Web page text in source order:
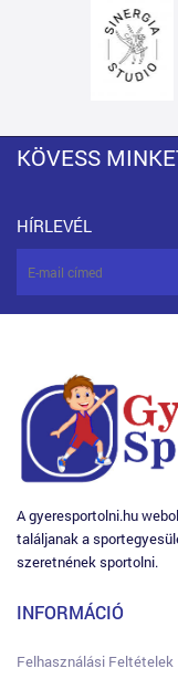
KÖVESS
HÍRLEVÉL
A gyeresportolni.hu
találjanak a
szeretnének sportolni.
INFORMÁCIÓ
Felhasználási Feltételek